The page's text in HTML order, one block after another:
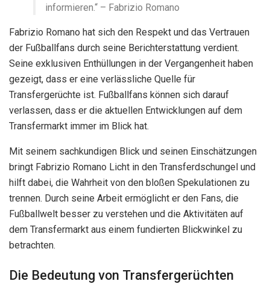
informieren.“ – Fabrizio Romano
Fabrizio Romano hat sich den Respekt und das Vertrauen
der Fußballfans durch seine Berichterstattung verdient.
Seine exklusiven Enthüllungen in der Vergangenheit haben
gezeigt, dass er eine verlässliche Quelle für
Transfergerüchte ist. Fußballfans können sich darauf
verlassen, dass er die aktuellen Entwicklungen auf dem
Transfermarkt immer im Blick hat.
Mit seinem sachkundigen Blick und seinen Einschätzungen
bringt Fabrizio Romano Licht in den Transferdschungel und
hilft dabei, die Wahrheit von den bloßen Spekulationen zu
trennen. Durch seine Arbeit ermöglicht er den Fans, die
Fußballwelt besser zu verstehen und die Aktivitäten auf
dem Transfermarkt aus einem fundierten Blickwinkel zu
betrachten.
Die Bedeutung von Transfergerüchten